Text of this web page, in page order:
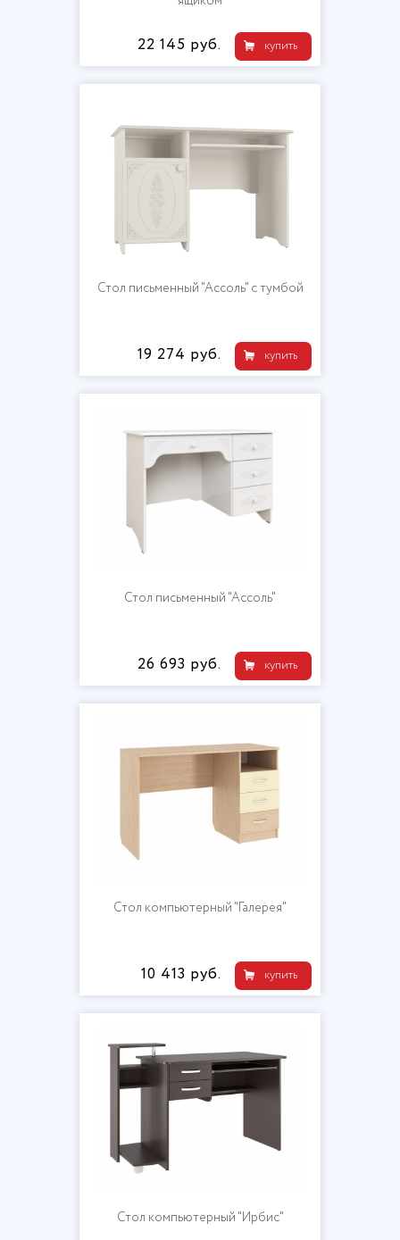
купить
22 145 руб.
Стол письменный "Ассоль" с тумбой
купить
19 274 руб.
Стол письменный "Ассоль"
купить
26 693 руб.
Стол компьютерный "Галерея"
купить
10 413 руб.
Стол компьютерный "Ирбис"